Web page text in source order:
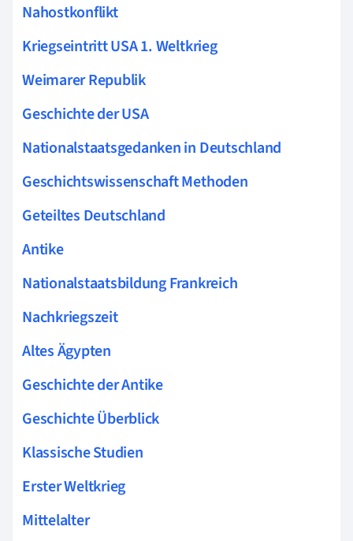
Nahostkonflikt
Kriegseintritt USA 1. Weltkrieg
Weimarer Republik
Geschichte der USA
Nationalstaatsgedanken in Deutschland
Geschichtswissenschaft Methoden
Geteiltes Deutschland
Antike
Nationalstaatsbildung Frankreich
Nachkriegszeit
Altes Ägypten
Geschichte der Antike
Geschichte Überblick
Klassische Studien
Erster Weltkrieg
Mittelalter